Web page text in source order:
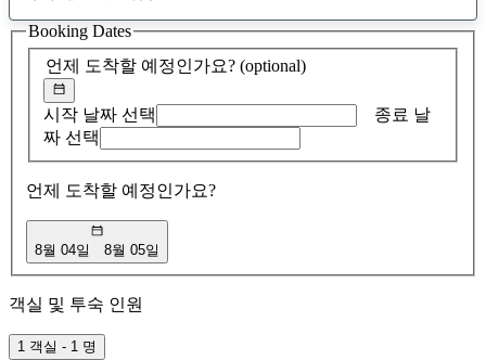
제
안
발
견
언제 도착할 예정인가요? (optional)
시작 날짜 선택
종료 날
짜 선택
언제 도착할 예정인가요?
8월 04일 8월 05일
Booking Dates
객실 및 투숙 인원
1 객실 - 1 명